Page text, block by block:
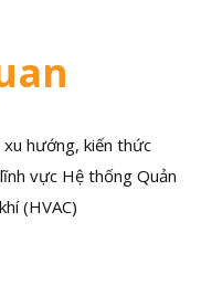
hướng, kiến thức
vực Hệ thống Quản
(HVAC)